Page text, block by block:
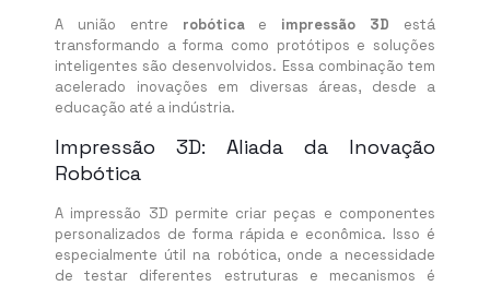
A união entre robóticae impressão 3D está
transformando a forma como protótipos e soluções
inteligentes são desenvolvidos. Essa combinação tem
acelerado inovações em diversas áreas, desde a
educação até a indústria.
Impressão 3D: Aliada da Inovação
Robótica
A impressão 3D permite criar peças e componentes
personalizados de forma rápida e econômica. Isso é
especialmente útil na robótica, onde a necessidade
de testar diferentes estruturas e mecanismos é